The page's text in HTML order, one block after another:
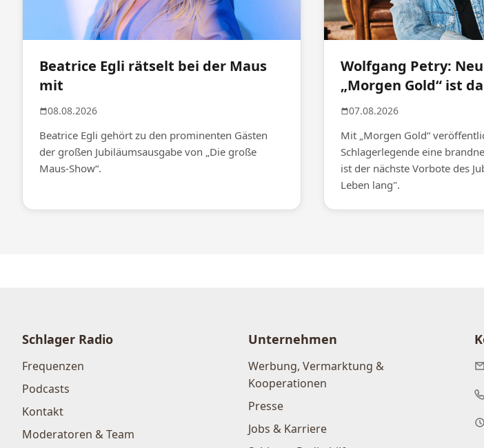
Beatrice Egli rätselt bei der Maus
mit
08.08.2026
Beatrice Egli gehört zu den prominenten Gästen
der großen Jubiläumsausgabe von „Die große
Maus-Show“.
Wolfgang Petry:
„Morgen Gold“ ist da
07.08.2026
Mit „Morgen Gold“
Schlagerlegende eine
ist der nächste Vorbote des
Leben lang".
Schlager Radio
Frequenzen
Podcasts
Kontakt
Moderatoren & Team
Unternehmen
Werbung, Vermarktung &
Kooperationen
Presse
Jobs & Karriere